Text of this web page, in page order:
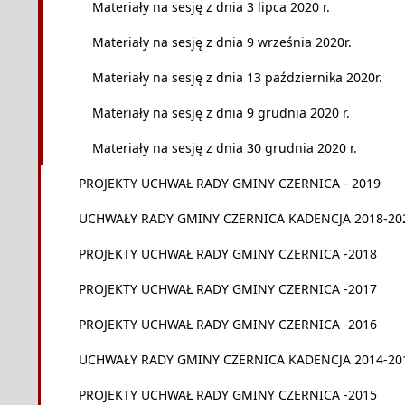
Materiały na sesję z dnia 3 lipca 2020 r.
Materiały na sesję z dnia 9 września 2020r.
Materiały na sesję z dnia 13 października 2020r.
Materiały na sesję z dnia 9 grudnia 2020 r.
Materiały na sesję z dnia 30 grudnia 2020 r.
PROJEKTY UCHWAŁ RADY GMINY CZERNICA - 2019
UCHWAŁY RADY GMINY CZERNICA KADENCJA 2018-
PROJEKTY UCHWAŁ RADY GMINY CZERNICA -2018
PROJEKTY UCHWAŁ RADY GMINY CZERNICA -2017
PROJEKTY UCHWAŁ RADY GMINY CZERNICA -2016
UCHWAŁY RADY GMINY CZERNICA KADENCJA 2014-
PROJEKTY UCHWAŁ RADY GMINY CZERNICA -2015